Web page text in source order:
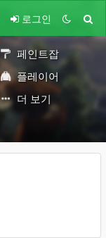
로그인
페인트잡
플레이어
더 보기